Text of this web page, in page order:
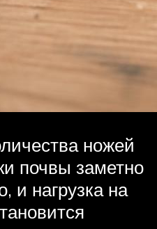
ножей
почвы заметно
и нагрузка на